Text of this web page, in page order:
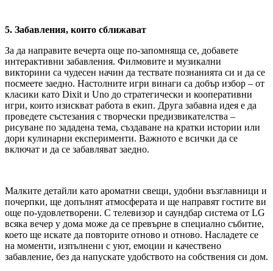
5. Забавления, които сближават
За да направите вечерта още по-запомняща се, добавете
интерактивни забавления. Филмовите и музикални
викторини са чудесен начин да тествате познанията си и да се
посмеете заедно. Настолните игри винаги са добър избор – от
класики като Dixit и Uno до стратегически и кооперативни
игри, които изискват работа в екип. Друга забавна идея е да
проведете състезания с творчески предизвикателства –
рисуване по зададена тема, създаване на кратки истории или
дори кулинарни експерименти. Важното е всички да се
включат и да се забавляват заедно.
Малките детайли като ароматни свещи, удобни възглавници и
почерпки, ще допълнят атмосферата и ще направят гостите ви
още по-удовлетворени. С телевизор и саундбар система от LG
всяка вечер у дома може да се превърне в специално събитие,
което ще искате да повторите отново и отново. Насладете се
на моменти, изпълнени с уют, емоции и качествено
забавление, без да напускате удобството на собствения си дом.